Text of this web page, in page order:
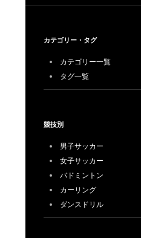
カテゴリー・タグ
カテゴリー一覧
タグ一覧
競技別
男子サッカー
女子サッカー
バドミントン
カーリング
ダンスドリル